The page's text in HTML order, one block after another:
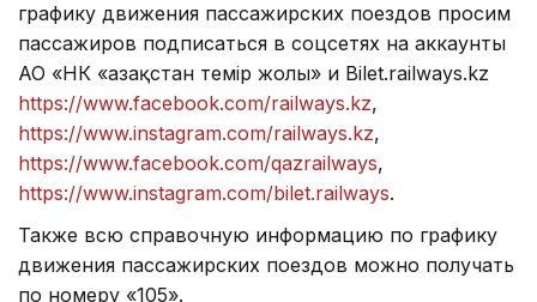
графику движения пассажирских поездов просим
пассажиров подписаться в соцсетях на аккаунты
АО «НК «Қазақстан темір жолы» и Bilet.railways.kz
https://www.facebook.com/railways.kz,
https://www.instagram.com/railways.kz,
https://www.facebook.com/qazrailways,
https://www.instagram.com/bilet.railways.
Также всю справочную информацию по графику
движения пассажирских поездов можно получать
по номеру «105».